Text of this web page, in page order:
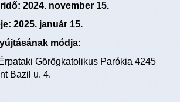
2024. november 15.
2025. január 15.
módja:
Görögkatolikus Parókia 4245
Bazil u. 4.